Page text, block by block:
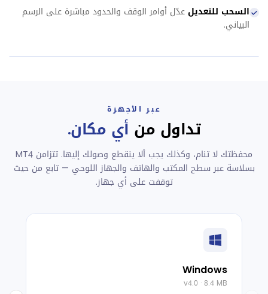
السحب للتعديل عدّل أوامر الوقف والحدود مباشرة على الرسم
البياني.
عبر الأجهزة
تداول من أي مكان.
محفظتك لا تنام، وكذلك يجب ألا ينقطع وصولك إليها. تتزامن MT4
بسلاسة عبر سطح المكتب والهاتف والجهاز اللوحي — تابع من حيث
توقفت على أي جهاز.
Windows
v4.0 · 8.4 MB